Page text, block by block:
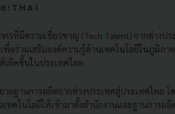
: T H A I
กรที่มีความเชี่ยวชาญ (Tech Talent) จากต่างปร
พื่อร่วมเสริมองค์ความรู้ด้านเทคโนโลยีในภูมิภ
กิดขึ้นในประเทศไทย
ายฐานการผลิตจากต่างประเทศสู่ประเทศไทย
เทคโนโลยีให้เข้ามาตั้งสำนักงานและฐานการผลิ